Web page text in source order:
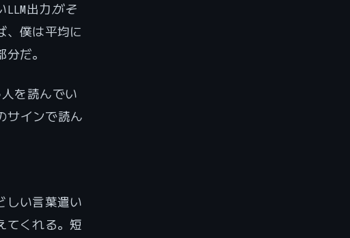
出力がそ
、僕は平均に
だ。
を読んでい
サインで読ん
しい言葉遣い
てくれる。短